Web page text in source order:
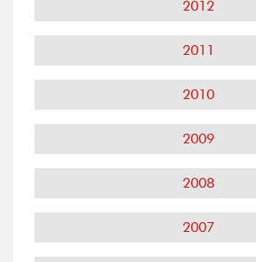
2012
2011
2010
2009
2008
2007